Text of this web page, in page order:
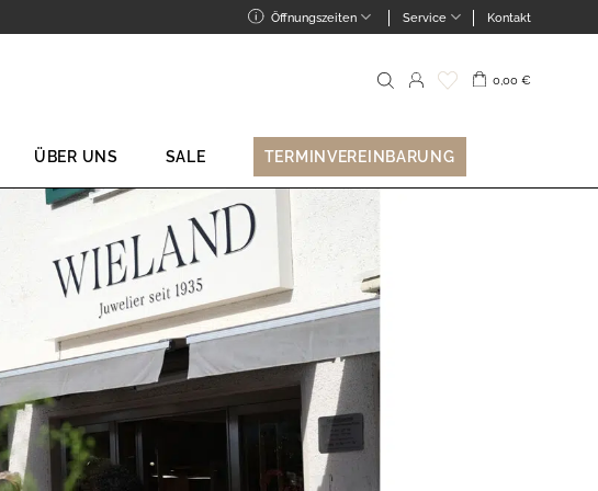
Öffnungszeiten Service Kontakt
Suche
0,00€
ÜBER UNS SALE TERMINVEREINBARUNG